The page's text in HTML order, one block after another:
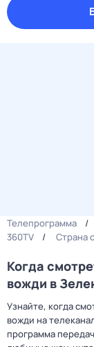
Телепрограмма
360TV
Страна
Когда
вожди в
Узнайте, когда
вожди на
программа